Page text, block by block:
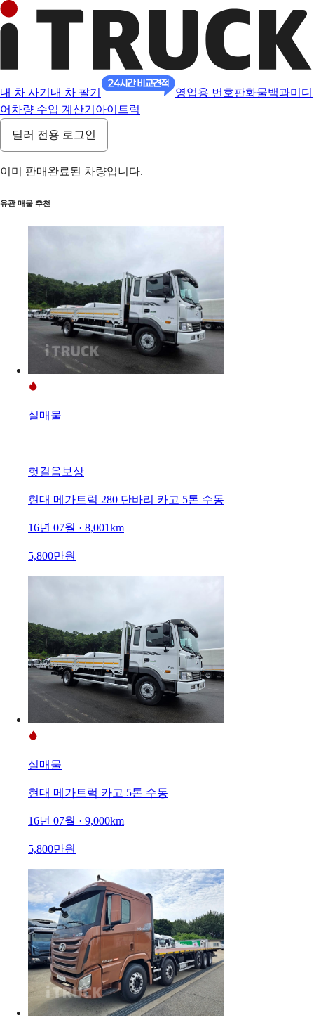
내 차 사기 내 차 팔기 영업용 번호판화물백과미디
어 차량 수입 계산기 아이트럭
딜러 전용 로그인
이미 판매완료된 차량입니다.
유관 매물 추천
실매물
헛걸음보상
현대 메가트럭 280 단바리 카고 5톤 수동
16년 07월 · 8,001km
5,800만원
실매물
현대 메가트럭 카고 5톤 수동
16년 07월 · 9,000km
5,800만원